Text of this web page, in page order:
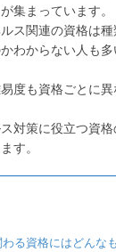
集まっています。
ス関連の資格は
わからない人も
度も資格ごとに
対策に役立つ資
す。
る資格にはどんな